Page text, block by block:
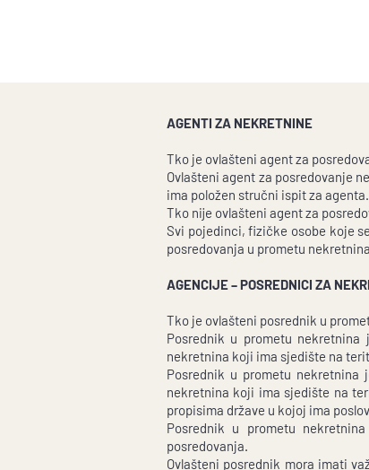
AGENTI ZA NEKRETNINE
Tko je ovlašteni agent za
Ovlašteni agent za posredovanje
ima položen stručni ispit za agenta.
Tko nije ovlašteni agent za
Svi pojedinci, fizičke osobe koje
posredovanja u prometu
AGENCIJE – POSREDNICI ZA
Tko je ovlašteni posrednik u
Posrednik u prometu
nekretnina koji ima sjedište na
Posrednik u prometu
nekretnina koji ima sjedište na
propisima države u kojoj ima
Posrednik u prometu
posredovanja.
Ovlašteni posrednik mora imati